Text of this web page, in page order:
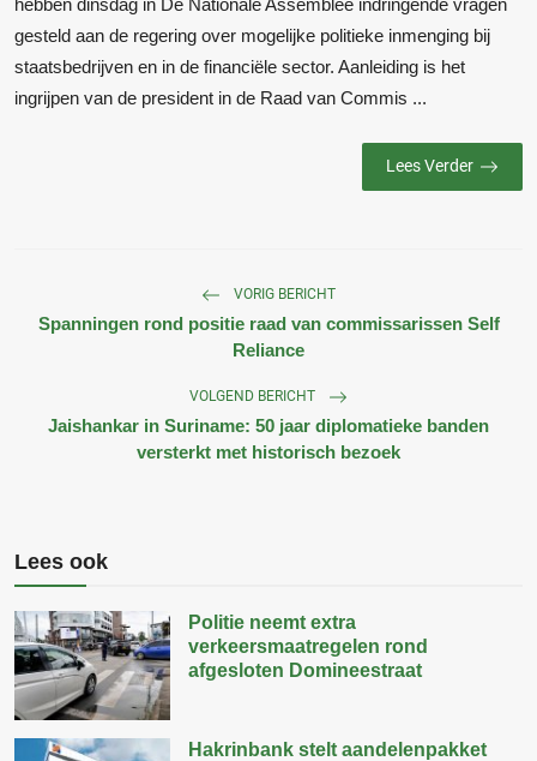
gesteld aan de regering over mogelijke politieke inmenging bij
staatsbedrijven en in de financiële sector. Aanleiding is het
ingrijpen van de president in de Raad van Commis ...
Lees Verder
VORIG BERICHT
Spanningen rond positie raad van commissarissen Self
Reliance
VOLGEND BERICHT
Jaishankar in Suriname: 50 jaar diplomatieke banden
versterkt met historisch bezoek
Lees ook
Politie neemt extra
verkeersmaatregelen rond
afgesloten Domineestraat
Hakrinbank stelt aandelenpakket